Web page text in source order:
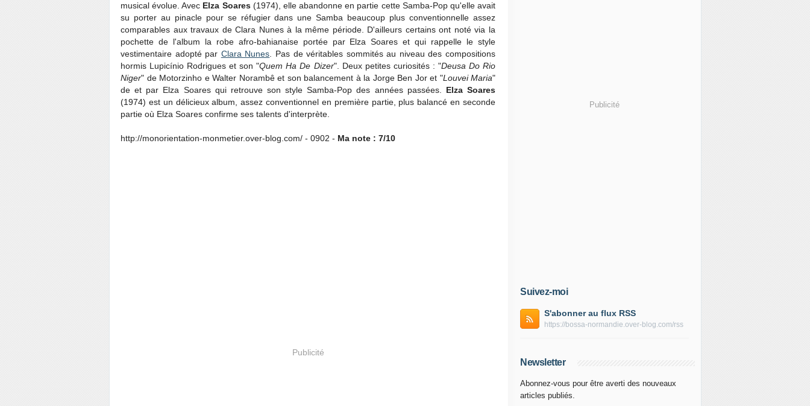
musical évolue. Avec Elza Soares(1974), elle abandonne en partie cette Samba-Pop qu'elle avait
su porter au pinacle pour se réfugier dans une Samba beaucoup plus conventionnelle assez
comparables aux travaux de Clara Nunes à la même période. D'ailleurs certains ont noté via la
pochette de l'album la robe afro-bahianaise portée par Elza Soares et qui rappelle le style
vestimentaire adopté par Clara Nunes . Pas de véritables sommités au niveau des compositions
hormis Lupicínio Rodrigues et son "Quem Ha De Dizer". Deux petites curiosités : "Deusa Do Rio
Niger" de Motorzinho e Walter Norambê et son balancement à la Jorge Ben Jor et "Louvei Maria"
de et par Elza Soares qui retrouve son style Samba-Pop des années passées. Elza Soares
(1974) est un délicieux album, assez conventionnel en première partie, plus balancé en seconde
partie où Elza Soares confirme ses talents d'interprète.
http://monorientation-monmetier.over-blog.com/ - 0902 - Ma note : 7/10
Publicité
Publicité
Suivez-moi
S'abonner au flux RSS
https://bossa-normandie.over-blog.com/rss
Newsletter
Abonnez-vous pour être averti des nouveaux
articles publiés.